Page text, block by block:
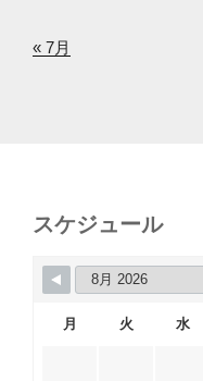
« 7月
スケジュール
月 火 水